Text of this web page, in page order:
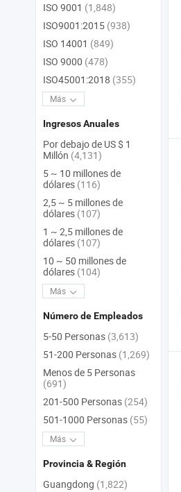
ISO 9001 (1,848)
ISO9001:2015 (938)
ISO 14001 (849)
ISO 9000 (478)
ISO45001:2018 (355)
Más
Ingresos Anuales
Por debajo de US $ 1
Millón (4,131)
5 ~ 10 millones de
dólares (116)
2,5 ~ 5 millones de
dólares (107)
1 ~ 2,5 millones de
dólares (107)
10 ~ 50 millones de
dólares (104)
Más
Número de Empleados
5-50 Personas (3,613)
51-200 Personas (1,269)
Menos de 5 Personas
(691)
201-500 Personas (254)
501-1000 Personas (55)
Más
Provincia & Región
Guangdong (1,822)